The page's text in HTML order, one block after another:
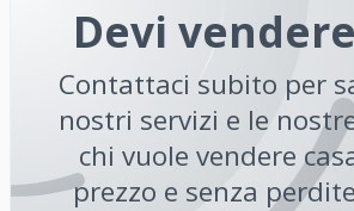
Devi
Contattaci subito per
nostri servizi e le
chi vuole vendere
prezzo e senza